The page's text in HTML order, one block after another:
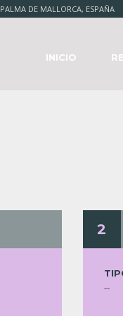
PALMA DE MALLORCA, ESPAÑA
INICIO
2
--